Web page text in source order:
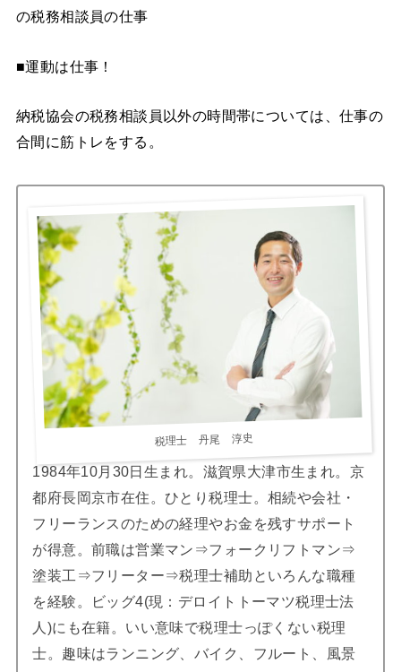
の税務相談員の仕事
■運動は仕事！
納税協会の税務相談員以外の時間帯については、仕事の
合間に筋トレをする。
税理士 丹尾 淳史
1984年10月30日生まれ。滋賀県大津市生まれ。京
都府長岡京市在住。ひとり税理士。相続や会社・
フリーランスのための経理やお金を残すサポート
が得意。前職は営業マン⇒フォークリフトマン⇒
塗装工⇒フリーター⇒税理士補助といろんな職種
を経験。ビッグ4(現：デロイトトーマツ税理士法
人)にも在籍。いい意味で税理士っぽくない税理
士。趣味はランニング、バイク、フルート、風景